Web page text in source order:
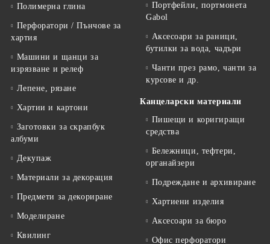
Полимерна глина
Перфоратори / Пънчове за
хартия
Машини и щанци за
изрязване и релеф
Лепене, рязане
Хартии и картони
Заготовки за скрапбук
албуми
Декупаж
Материали за декорация
Предмети за декориране
Моделиране
Квилинг
Портфейли, портмонета
Gabol
Аксесоари за раници,
бутилки за вода, чадъри
Чанти през рамо, чанти за
курсове и др.
Канцеларски материали
Пишещи и коригиращи
средства
Бележници, тефтери,
органайзери
Подреждане и архивиране
Хартиени изделия
Аксесоари за бюро
Офис перфоратори